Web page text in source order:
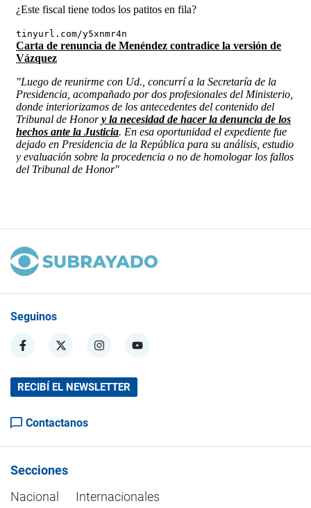
Seguinos
RECIBÍ EL NEWSLETTER
Contactanos
Secciones
Nacional
Internacionales